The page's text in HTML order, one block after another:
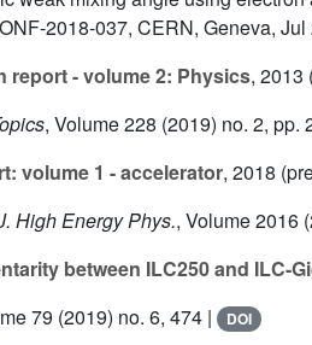
2018-037, CERN, Geneva, Jul
report - volume 2: Physics, 2013
, Volume 228 (2019) no. 2, pp.
volume 1 - accelerator, 2018
High Energy Phys., Volume 2016
between ILC250 and ILC-
79 (2019) no. 6, 474 | DOI